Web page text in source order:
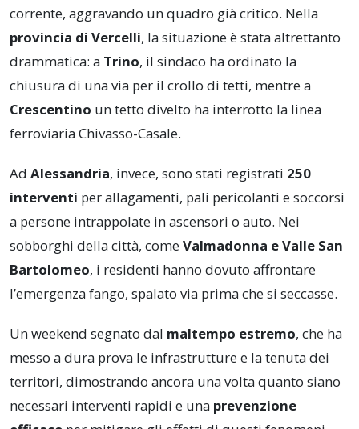
corrente, aggravando un quadro già critico. Nella
provincia di Vercelli, la situazione è stata altrettanto
drammatica: a Trino, il sindaco ha ordinato la
chiusura di una via per il crollo di tetti, mentre a
Crescentino un tetto divelto ha interrotto la linea
ferroviaria Chivasso-Casale.
Ad Alessandria, invece, sono stati registrati 250
interventi per allagamenti, pali pericolanti e soccorsi
a persone intrappolate in ascensori o auto. Nei
sobborghi della città, comeValmadonna e Valle San
Bartolomeo, i residenti hanno dovuto affrontare
l’emergenza fango, spalato via prima che si seccasse.
Un weekend segnato dal maltempo estremo, che ha
messo a dura prova le infrastrutture e la tenuta dei
territori, dimostrando ancora una volta quanto siano
necessari interventi rapidi e una prevenzione